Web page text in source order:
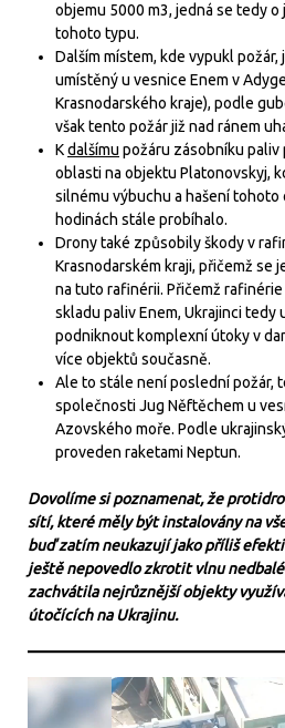
objemu 5000 m3, jedná se tedy
tohoto typu.
Dalším místem, kde vypukl
umístěný u vesnice Enem v
Krasnodarského kraje), podle
však tento požár již nad ránem
Kdalšímu požáru zásobníku paliv
oblasti na objektu Platonovskyj,
silnému výbuchu a hašení
hodinách stále probíhalo.
Drony také způsobily škody v
Krasnodarském kraji, přičemž se
na tuto rafinérii. Přičemž
skladu paliv Enem, Ukrajinci tedy
podniknout komplexní útoky v
více objektů současně.
Ale to stále není poslední požár,
společnosti Jug Něftěchem u
Azovského moře. Podle
proveden raketami Neptun.
Dovolíme si poznamenat, že
sítí, které měly být instalovány na
buď zatím neukazují jako příliš
ještě nepovedlo zkrotit vlnu
zachvátila nejrůznější objekty
útočících na Ukrajinu.